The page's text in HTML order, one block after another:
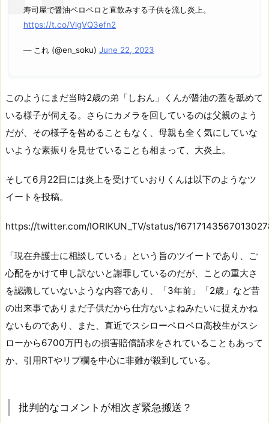
寿司屋で醤油ペロペロと直飲みする子供を流し炎上。
https://t.co/VlgVQ3efn2
— これ (@en_soku) June 22, 2023
このようにまだ当時2歳の弟「しおん」くんが醤油の蓋を舐めて
いる様子が伺える。さらにカメラを回しているのは父親のよう
だが、その様子を咎めることもなく、母親も全く気にしていな
いような素振りを見せていることも相まって、大炎上。
そして6月22日には炎上を受けていおりくんは以下のようなツ
イートを投稿。
https://twitter.com/IORIKUN_TV/status/
「現在弁護士に相談している」という旨のツイートであり、ご
心配をかけて申し訳ないと謝罪しているのだが、ことの重大さ
を認識していないような内容であり、「3年前」「2歳」など昔
の出来事でありまだ子供だから仕方ないよねみたいに捉えかね
ないものであり、また、直近でスシローペロペロ高校生がスシ
ローから6700万円もの損害賠償請求をされていることもあって
か、引用RTやリプ欄を中心に非難が殺到している。
批判的なコメントが相次ぎ緊急搬送？